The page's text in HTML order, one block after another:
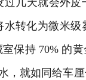
几天就会外
转化为微米
保持 70% 的
，就如同给车